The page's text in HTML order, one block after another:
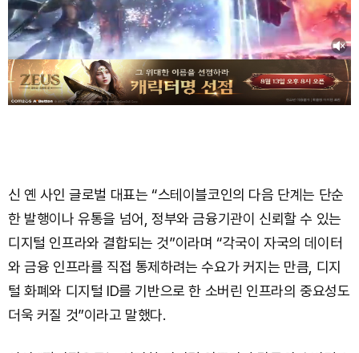
신 옌 사인 글로벌 대표는 “스테이블코인의 다음 단계는 단순
한 발행이나 유통을 넘어, 정부와 금융기관이 신뢰할 수 있는
디지털 인프라와 결합되는 것”이라며 “각국이 자국의 데이터
와 금융 인프라를 직접 통제하려는 수요가 커지는 만큼, 디지
털 화폐와 디지털 ID를 기반으로 한 소버린 인프라의 중요성도
더욱 커질 것”이라고 말했다.